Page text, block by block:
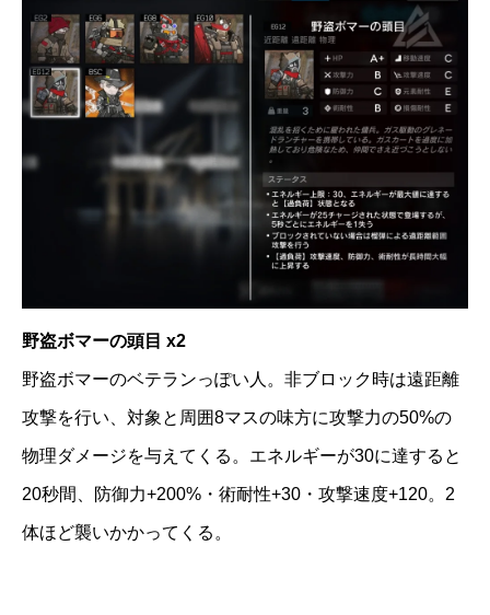
野盗ボマーの頭目 x2
野盗ボマーのベテランっぽい人。非ブロック時は遠距離
攻撃を行い、対象と周囲8マスの味方に攻撃力の50%の
物理ダメージを与えてくる。エネルギーが30に達すると
20秒間、防御力+200%・術耐性+30・攻撃速度+120。2
体ほど襲いかかってくる。